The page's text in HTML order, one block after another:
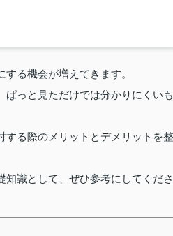
る機会が増えてきます。
ぱっと見ただけでは分かりにくいも
する際のメリットとデメリットを整
知識として、ぜひ参考にしてくださ